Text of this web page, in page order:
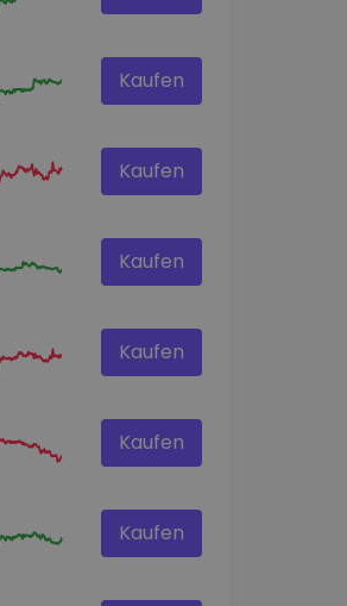
Kaufen
Kaufen
Kaufen
Kaufen
Kaufen
Kaufen